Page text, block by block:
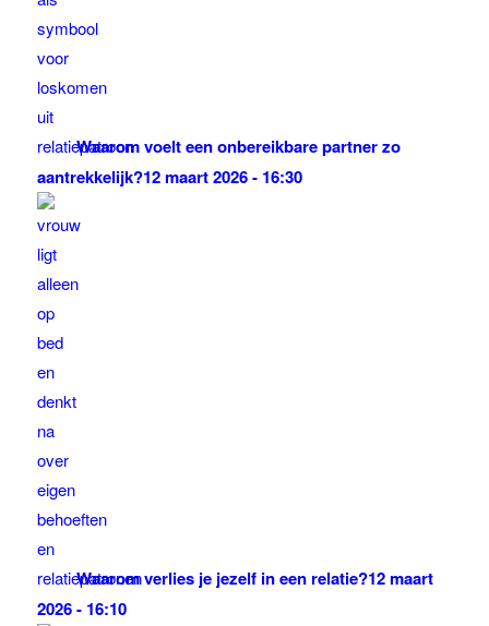
Waarom voelt een onbereikbare partner zo
aantrekkelijk?12 maart 2026 - 16:30
Waarom verlies je jezelf in een relatie?12 maart
2026 - 16:10